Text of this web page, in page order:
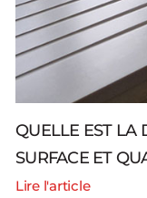
QUELLE EST LA
SURFACE ET
Lire l'article